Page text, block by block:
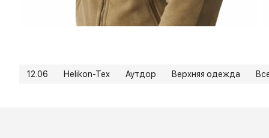
12.06 Helikon-Tex Аутдор Верхняя одежда